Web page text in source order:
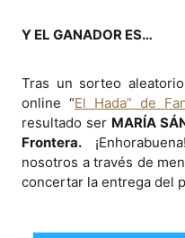
Y EL GANADOR ES…
Tras un sorteo
online “El Hada” de
resultado ser MARÍA
Frontera.
nosotros a través de
concertar la entrega del